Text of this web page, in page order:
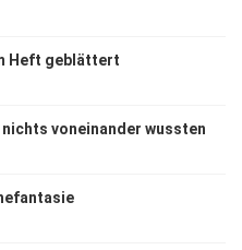
Heft geblättert
nichts voneinander wussten